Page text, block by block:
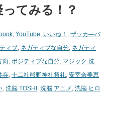
てみる！？
, YouTube, いいね！ , ザッカ―バ
ィブ, ネガティブな自分, ネガティ
向 , ポジティブな自分, マジック 洗
存, 十二社熊野神社祭礼, 安室奈美恵
, 洗脳 TOSHI, 洗脳 アニメ , 洗脳 ヒロ